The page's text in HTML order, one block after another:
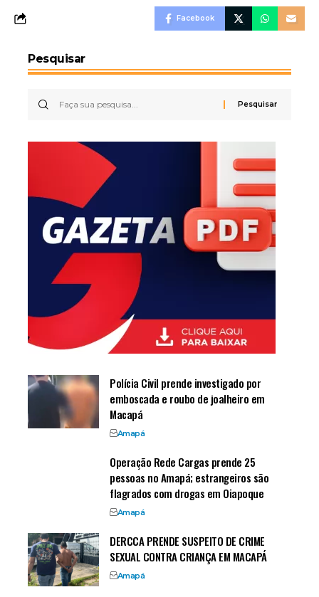
Facebook
Pesquisar
Polícia Civil prende investigado por
emboscada e roubo de joalheiro em
Macapá
Amapá
Operação Rede Cargas prende 25
pessoas no Amapá; estrangeiros são
flagrados com drogas em Oiapoque
Amapá
DERCCA PRENDE SUSPEITO DE CRIME
SEXUAL CONTRA CRIANÇA EM MACAPÁ
Amapá